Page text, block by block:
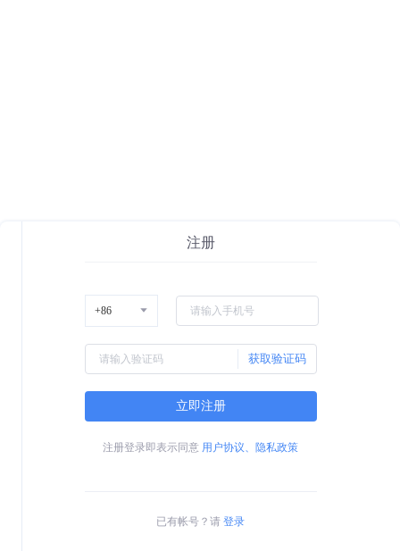
注册
获取验证码
立即注册
注册登录即表示同意 用户协议、隐私政策
已有帐号？请 登录